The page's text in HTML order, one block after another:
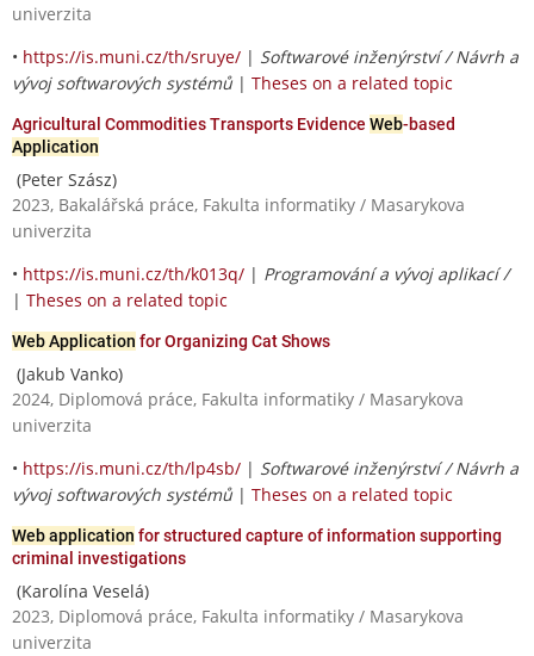
univerzita
• https://is.muni.cz/th/sruye/ | Softwarové inženýrství / Návrh a
vývoj softwarových systémů | Theses on a related topic
Agricultural Commodities Transports Evidence Web-based
Application
(Peter Szász)
2023, Bakalářská práce, Fakulta informatiky / Masarykova
univerzita
• https://is.muni.cz/th/k013q/ | Programování a vývoj aplikací /
| Theses on a related topic
Web Application for Organizing Cat Shows
(Jakub Vanko)
2024, Diplomová práce, Fakulta informatiky / Masarykova
univerzita
• https://is.muni.cz/th/lp4sb/ | Softwarové inženýrství / Návrh a
vývoj softwarových systémů | Theses on a related topic
Web application for structured capture of information supporting
criminal investigations
(Karolína Veselá)
2023, Diplomová práce, Fakulta informatiky / Masarykova
univerzita